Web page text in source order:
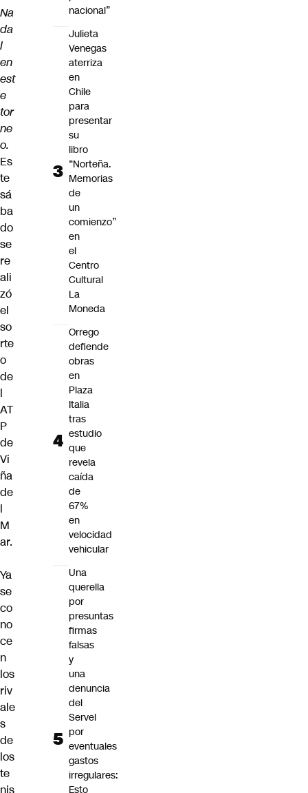
Na
da
l
en
est
e
tor
ne
o.
Es
te
sá
ba
do
se
re
ali
zó
el
so
rte
o
de
l
AT
P
de
Vi
ña
de
l
M
ar.
Ya
se
co
no
ce
n
los
riv
ale
s
de
los
te
nis
nacional”
Julieta
Venegas
aterriza
en
Chile
para
presentar
su
libro
“Norteña.
Memorias
de
un
comienzo”
en
el
Centro
Cultural
La
Moneda
Orrego
defiende
obras
en
Plaza
Italia
tras
estudio
que
revela
caída
de
67%
en
velocidad
vehicular
Una
querella
por
presuntas
firmas
falsas
y
una
denuncia
del
Servel
por
eventuales
gastos
irregulares:
Esto